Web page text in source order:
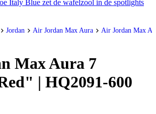
Italy Blue zet de wafelzool in de spotlights
Jordan Air Jordan Max Aura Air Jordan Max
Max Aura 7
| HQ2091-600